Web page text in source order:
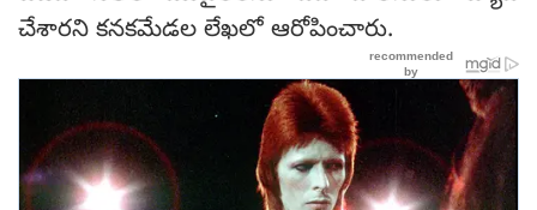
చేశారని కనకమేడల లేఖలో ఆరోపించారు.